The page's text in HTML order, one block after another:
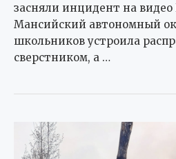
засняли инцидент на
Мансийский автономный
школьников устроила
сверстником, а …